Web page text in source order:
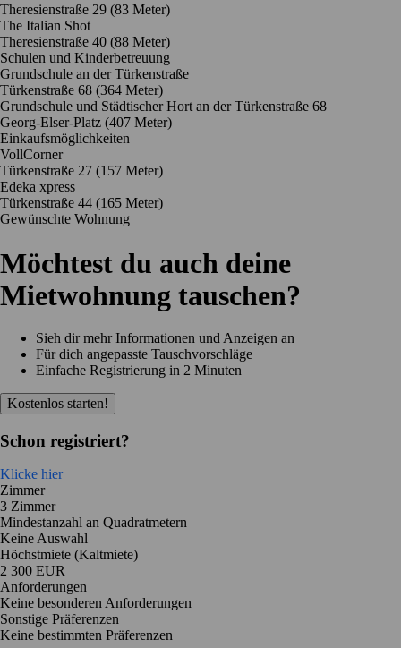
Theresienstraße 29 (83 Meter)
The Italian Shot
Theresienstraße 40 (88 Meter)
Schulen und Kinderbetreuung
Grundschule an der Türkenstraße
Türkenstraße 68 (364 Meter)
Grundschule und Städtischer Hort an der Türkenstraße 68
Georg-Elser-Platz (407 Meter)
Einkaufsmöglichkeiten
VollCorner
Türkenstraße 27 (157 Meter)
Edeka xpress
Türkenstraße 44 (165 Meter)
Gewünschte Wohnung
Möchtest du auch deine
Mietwohnung tauschen?
Sieh dir mehr Informationen und Anzeigen an
Für dich angepasste Tauschvorschläge
Einfache Registrierung in 2 Minuten
Kostenlos starten!
Schon registriert?
Klicke hier
Zimmer
3 Zimmer
Mindestanzahl an Quadratmetern
Keine Auswahl
Höchstmiete (Kaltmiete)
2 300 EUR
Anforderungen
Keine besonderen Anforderungen
Sonstige Präferenzen
Keine bestimmten Präferenzen